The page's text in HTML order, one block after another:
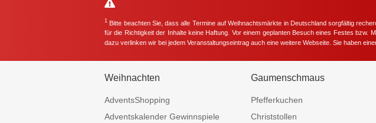
1 Bitte beachten Sie, dass alle Termine auf Weihnachtsmärkte in Deutschland sorgfältig
für die Richtigkeit der Inhalte keine Haftung. Vor einem geplanten Besuch eines Festes bzw.
dazu verlinken wir bei jedem Veranstaltungseintrag auch eine weitere Webseite. Sie haben
Weihnachten
AdventsShopping
Adventskalender Gewinnspiele
Gaumenschmaus
Pfefferkuchen
Christstollen